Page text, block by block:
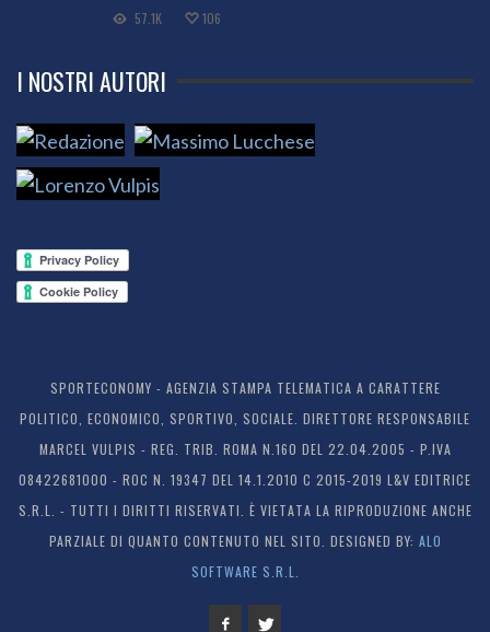
57.1K 106
I NOSTRI AUTORI
SPORTECONOMY - AGENZIA STAMPA TELEMATICA A CARATTERE
POLITICO, ECONOMICO, SPORTIVO, SOCIALE. DIRETTORE RESPONSABILE
MARCEL VULPIS - REG. TRIB. ROMA N.160 DEL 22.04.2005 - P.IVA
08422681000 - ROC N. 19347 DEL 14.1.2010 C 2015-2019 L&V EDITRICE
S.R.L. - TUTTI I DIRITTI RISERVATI. È VIETATA LA RIPRODUZIONE ANCHE
PARZIALE DI QUANTO CONTENUTO NEL SITO. DESIGNED BY: ALO
SOFTWARE S.R.L.